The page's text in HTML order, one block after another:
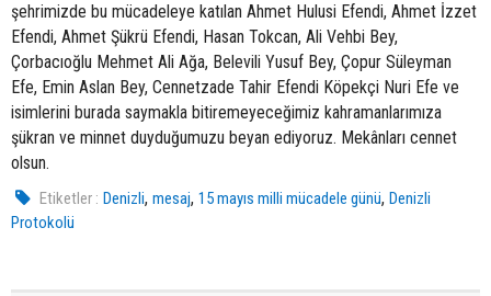
şehrimizde bu mücadeleye katılan Ahmet Hulusi Efendi, Ahmet İzzet
Efendi, Ahmet Şükrü Efendi, Hasan Tokcan, Ali Vehbi Bey,
Çorbacıoğlu Mehmet Ali Ağa, Belevili Yusuf Bey, Çopur Süleyman
Efe, Emin Aslan Bey, Cennetzade Tahir Efendi Köpekçi Nuri Efe ve
isimlerini burada saymakla bitiremeyeceğimiz kahramanlarımıza
şükran ve minnet duyduğumuzu beyan ediyoruz. Mekânları cennet
olsun.
Etiketler : Denizli,mesaj,15 mayıs milli mücadele günü,Denizli
Protokolü